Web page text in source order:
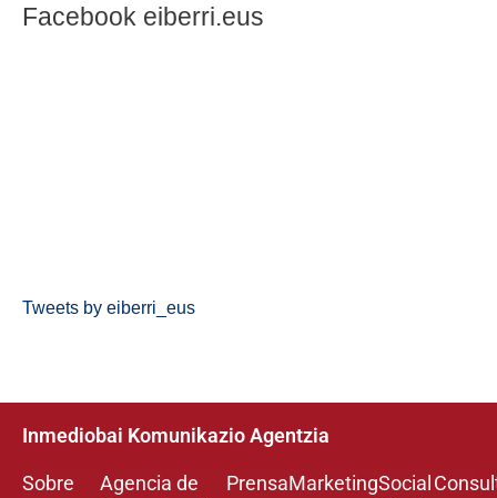
Facebook eiberri.eus
Tweets by eiberri_eus
Inmediobai Komunikazio Agentzia
Sobre
Agencia de
PrensaMarketingSocial